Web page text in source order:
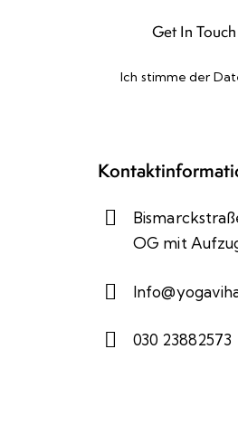
Ich stimme der
OG mit
030 23882573